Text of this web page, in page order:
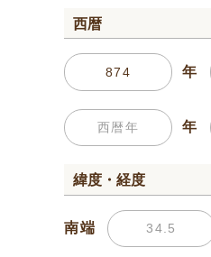
西暦
年
年
緯度・経度
南端